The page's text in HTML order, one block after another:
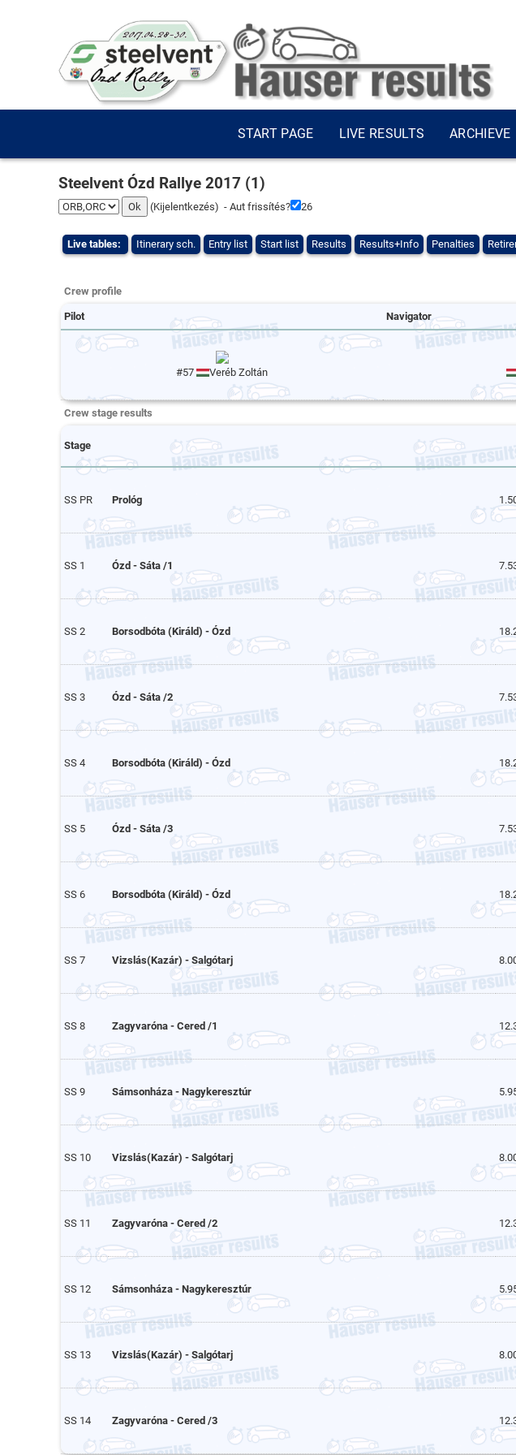
START PAGE LIVE RESULTS ARCHIEVE
Steelvent Ózd Rallye 2017 (1)
(Kijelentkezés) - Aut frissítés? 25
Live tables: Itinerary sch. Entry list Start list Results Results+Info Penalties
Crew profile
Pilot Navigator
#57 Veréb Zoltán
Crew stage results
Stage
SS PR Prológ
SS 1 Ózd - Sáta /1
SS 2 Borsodbóta (Királd) - Ózd
SS 3 Ózd - Sáta /2
SS 4 Borsodbóta (Királd) - Ózd
SS 5 Ózd - Sáta /3
SS 6 Borsodbóta (Királd) - Ózd
SS 7 Vizslás(Kazár) - Salgótarj
SS 8 Zagyvaróna - Cered /1
SS 9 Sámsonháza - Nagykeresztúr
SS 10 Vizslás(Kazár) - Salgótarj
SS 11 Zagyvaróna - Cered /2
SS 12 Sámsonháza - Nagykeresztúr
SS 13 Vizslás(Kazár) - Salgótarj
SS 14 Zagyvaróna - Cered /3